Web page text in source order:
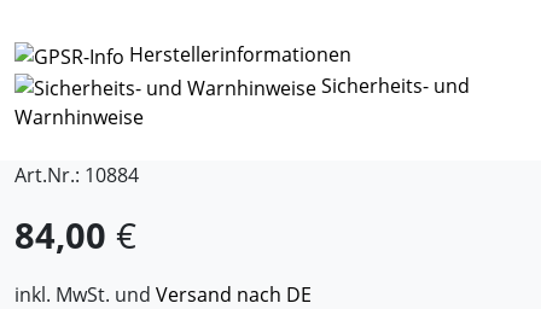
Herstellerinformationen
Sicherheits- und
Warnhinweise
Art.Nr.: 10884
84,00 €
inkl. MwSt. und Versand nach DE